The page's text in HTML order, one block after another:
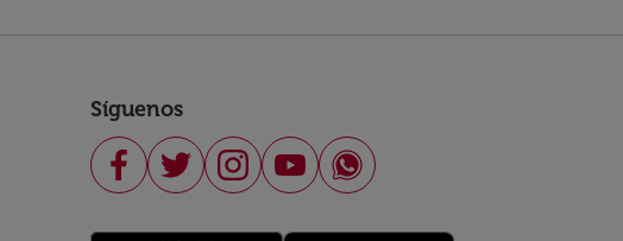
Síguenos